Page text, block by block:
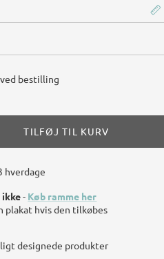
ved bestilling
TILFØJ TIL KURV
hverdage
ikke- Køb ramme her
hvis den tilkøbes
designede produkter